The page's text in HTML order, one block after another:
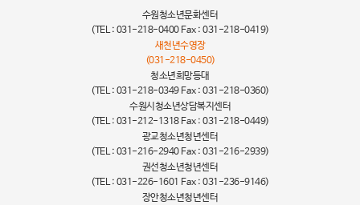
수원청소년문화센터
(TEL : 031-218-0400 Fax : 031-218-0419)
새천년수영장
(031-218-0450)
청소년희망등대
(TEL : 031-218-0349 Fax : 031-218-0360)
수원시청소년상담복지센터
(TEL : 031-212-1318 Fax : 031-218-0449)
광교청소년청년센터
(TEL : 031-216-2940 Fax : 031-216-2939)
권선청소년청년센터
(TEL : 031-226-1601 Fax : 031-236-9146)
장안청소년청년센터